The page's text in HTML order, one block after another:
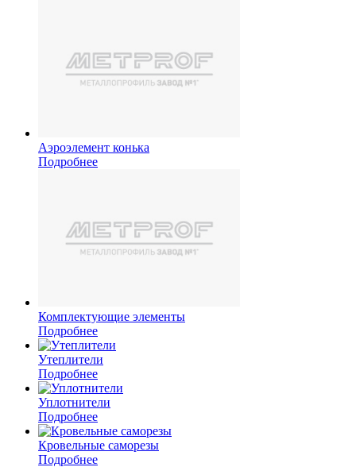
Аэроэлемент конька
Подробнее
Комплектующие элементы
Подробнее
Утеплители
Подробнее
Уплотнители
Подробнее
Кровельные саморезы
Подробнее